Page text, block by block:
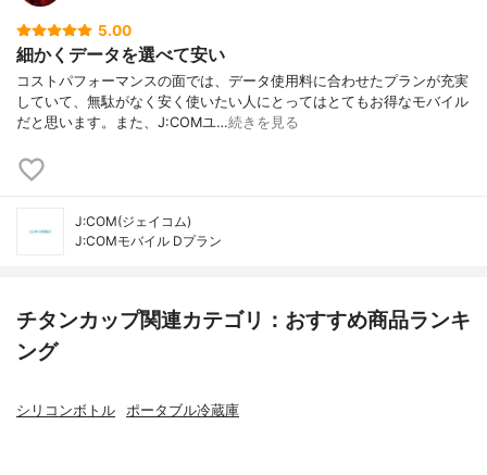
5.00
細かくデータを選べて安い
コストパフォーマンスの面では、データ使用料に合わせたプランが充実
していて、無駄がなく安く使いたい人にとってはとてもお得なモバイル
だと思います。また、J:COMユ…続きを見る
J:COM(ジェイコム)
J:COMモバイル Dプラン
チタンカップ関連カテゴリ：おすすめ商品ランキ
ング
シリコンボトル ポータブル冷蔵庫